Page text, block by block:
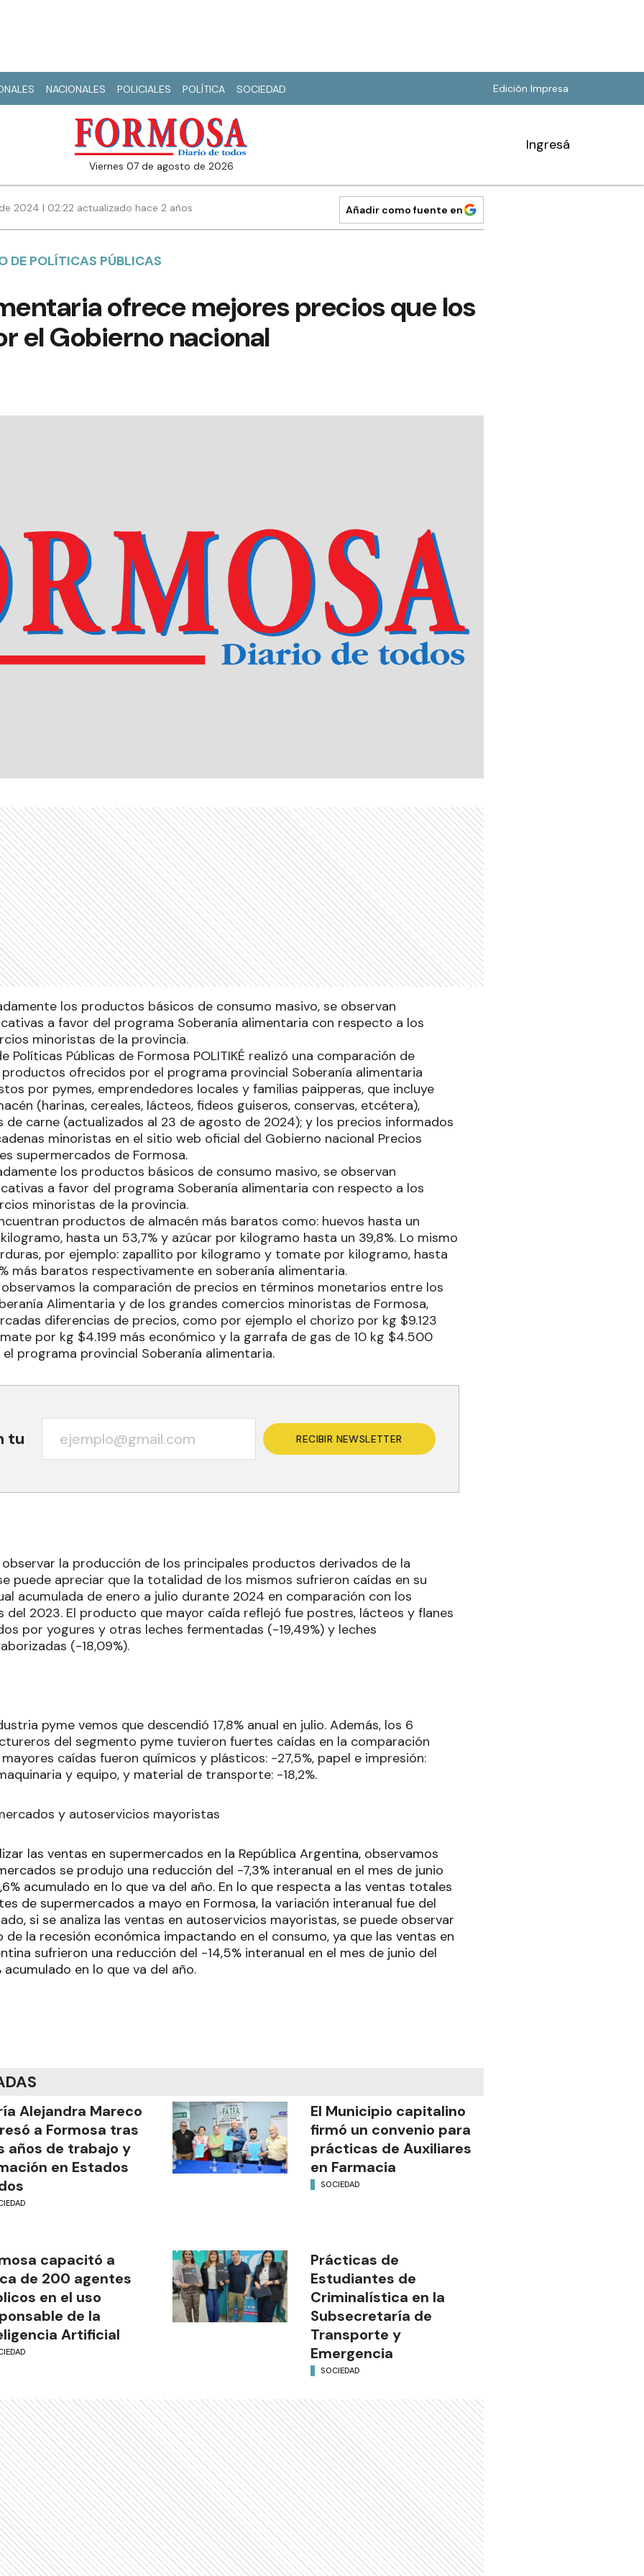
NACIONALES POLICIALES POLÍTICA SOCIEDAD Edición Impresa
viernes 07 de agosto de 2026
Ingresá
2024 | 02:22 actualizado hace 2 años Añadir como fuente en
DE POLÍTICAS PÚBLICAS
ofrece mejores precios que los
el Gobierno nacional
los productos básicos de consumo masivo, se observan
a favor del programa Soberanía alimentaria con respecto a los
minoristas de la provincia.
Políticas Públicas de Formosa POLITIKÉ realizó una comparación de
ofrecidos por el programa provincial Soberanía alimentaria
por pymes, emprendedores locales y familias paipperas, que incluye
(harinas, cereales, lácteos, fideos guiseros, conservas, etcétera),
de carne (actualizados al 23 de agosto de 2024); y los precios informados
minoristas en el sitio web oficial del Gobierno nacional Precios
supermercados de Formosa.
los productos básicos de consumo masivo, se observan
a favor del programa Soberanía alimentaria con respecto a los
minoristas de la provincia.
productos de almacén más baratos como: huevos hasta un
hasta un 53,7% y azúcar por kilogramo hasta un 39,8%. Lo mismo
por ejemplo: zapallito por kilogramo y tomate por kilogramo, hasta
más baratos respectivamente en soberanía alimentaria.
la comparación de precios en términos monetarios entre los
Alimentaria y de los grandes comercios minoristas de Formosa,
diferencias de precios, como por ejemplo el chorizo por kg $9.123
por kg $4.199 más económico y la garrafa de gas de 10 kg $4.500
programa provincial Soberanía alimentaria.
tu RECIBIR NEWSLETTER
la producción de los principales productos derivados de la
puede apreciar que la totalidad de los mismos sufrieron caídas en su
acumulada de enero a julio durante 2024 en comparación con los
del 2023. El producto que mayor caída reflejó fue postres, lácteos y flanes
por yogures y otras leches fermentadas (-19,49%) y leches
(-18,09%).
pyme vemos que descendió 17,8% anual en julio. Además, los 6
del segmento pyme tuvieron fuertes caídas en la comparación
caídas fueron químicos y plásticos: -27,5%, papel e impresión:
y equipo, y material de transporte: -18,2%.
y autoservicios mayoristas
las ventas en supermercados en la República Argentina, observamos
se produjo una reducción del -7,3% interanual en el mes de junio
acumulado en lo que va del año. En lo que respecta a las ventas totales
de supermercados a mayo en Formosa, la variación interanual fue del
si se analiza las ventas en autoservicios mayoristas, se puede observar
la recesión económica impactando en el consumo, ya que las ventas en
sufrieron una reducción del -14,5% interanual en el mes de junio del
acumulado en lo que va del año.
Alejandra Mareco
a Formosa tras
años de trabajo y
en Estados
El Municipio capitalino
firmó un convenio para
prácticas de Auxiliares
en Farmacia
SOCIEDAD
capacitó a
de 200 agentes
en el uso
de la
Artificial
Prácticas de
Estudiantes de
Criminalística en la
Subsecretaría de
Transporte y
Emergencia
SOCIEDAD